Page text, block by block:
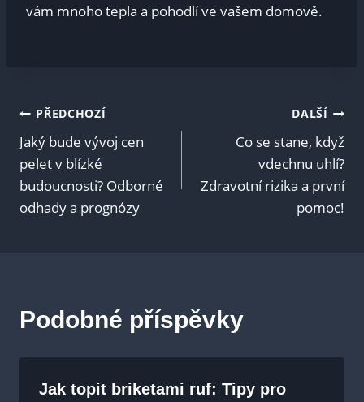
vám mnoho tepla a pohodlí ve vašem domově.
Navigace
pro
příspěvek
PŘEDCHOZÍ
Jaký bude vývoj cen
pelet v blízké
budoucnosti? Odborné
odhady a prognózy
DALŠÍ
Co se stane, když
vdechnu uhlí?
Zdravotní rizika a první
pomoc!
Podobné příspěvky
Jak topit briketami ruf: Tipy pro